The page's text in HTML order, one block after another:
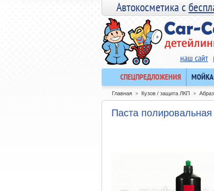
Автокосметика с
наш сайт
СПЕЦПРЕДЛОЖЕНИЯ
Главная > Кузов / защита ЛКП >
Паста